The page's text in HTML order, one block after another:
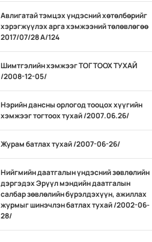
Авлигатай тэмцэх үндэсний хөтөлбөрийг
хэрэгжүүлэх арга хэмжээний төлөвлөгөө
2017/07/28 А/124
Шимтгэлийн хэмжээг ТОГТООХ ТУХАЙ
/2008-12-05/
Нэрийн дансны орлогод тооцох хүүгийн
хэмжээг тогтоох тухай /2007.06.26/
Журам батлах тухай /2007-06-26/
Нийгмийн даатгалын үндэсний зөвлөлийн
дэргэдэх Эрүүл мэндийн даатгалын
салбар зөвлөлийн бүрэлдэхүүн, ажиллах
журмыг шинэчлэн батлах тухай /2002-06-
28/